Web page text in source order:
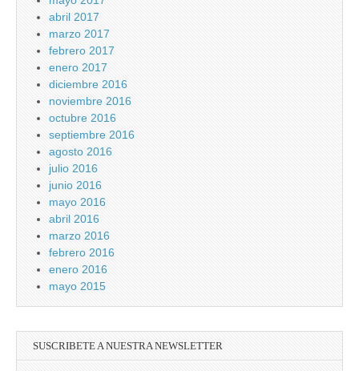
abril 2017
marzo 2017
febrero 2017
enero 2017
diciembre 2016
noviembre 2016
octubre 2016
septiembre 2016
agosto 2016
julio 2016
junio 2016
mayo 2016
abril 2016
marzo 2016
febrero 2016
enero 2016
mayo 2015
SUSCRIBETE A NUESTRA NEWSLETTER